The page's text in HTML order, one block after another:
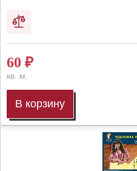
60 ₽
кв. м.
В корзину